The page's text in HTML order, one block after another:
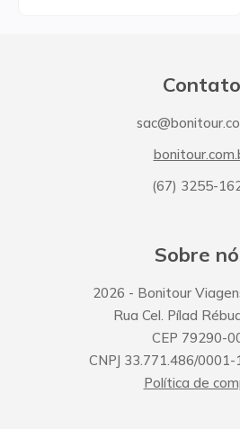
Contato
(67) 3255-
Sobre
2026 - Bonitour
Rua Cel. Pílad
CEP 79290-
CNPJ 33.771.486/0001-
Política de